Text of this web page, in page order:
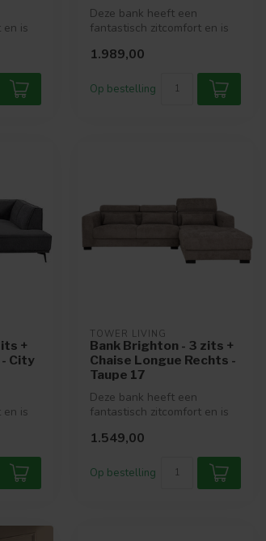
is
Deze bank heeft een
fantastisch zitcomfort en is
kleu...
1.989,00
Op bestelling
+
City
is
TOWER LIVING
Bank Brighton - 3 zits +
Chaise Longue Rechts -
Taupe 17
Deze bank heeft een
fantastisch zitcomfort en is
kleu...
1.549,00
Op bestelling